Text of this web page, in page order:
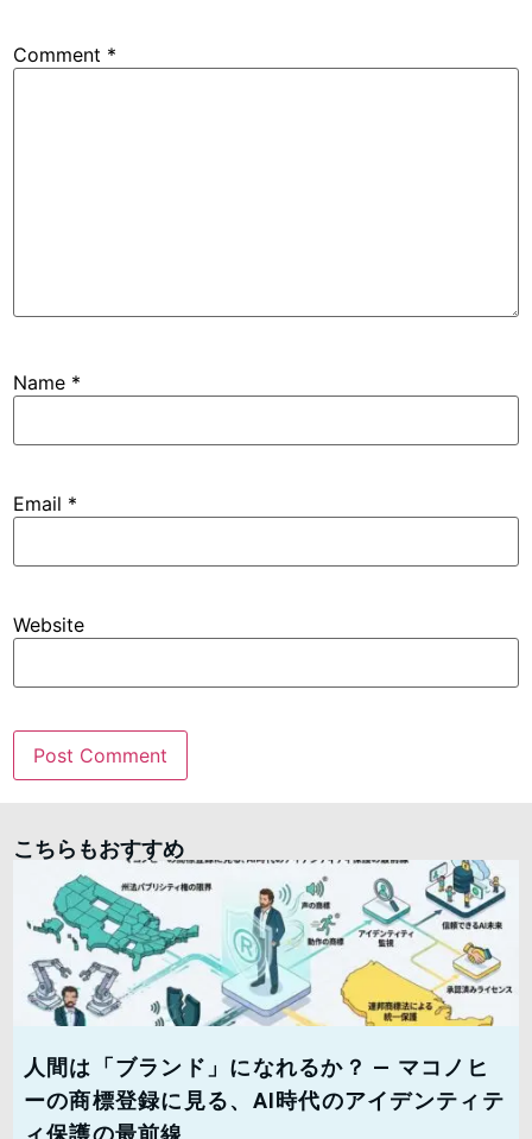
Comment *
Name *
Email *
Website
こちらもおすすめ
人間は「ブランド」になれるか？ — マコノヒ
ーの商標登録に見る、AI時代のアイデンティテ
ィ保護の最前線